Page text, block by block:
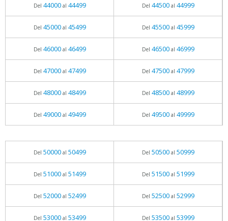
Del 44000al 44499 Del 44500al 44999
Del 45000al 45499 Del 45500al 45999
Del 46000al 46499 Del 46500al 46999
Del 47000al 47499 Del 47500al 47999
Del 48000al 48499 Del 48500al 48999
Del 49000al 49499 Del 49500al 49999
Del 50000al 50499 Del 50500al 50999
Del 51000al 51499 Del 51500al 51999
Del 52000al 52499 Del 52500al 52999
Del 53000al 53499 Del 53500al 53999